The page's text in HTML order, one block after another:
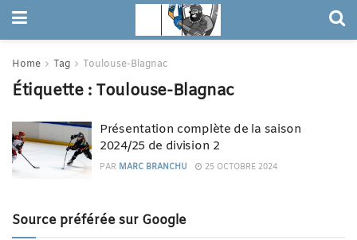
Home Tag Toulouse-Blagnac
Étiquette : Toulouse-Blagnac
Présentation complète de la saison
2024/25 de division 2
PAR MARC BRANCHU 25 OCTOBRE 2024
Source préférée sur Google